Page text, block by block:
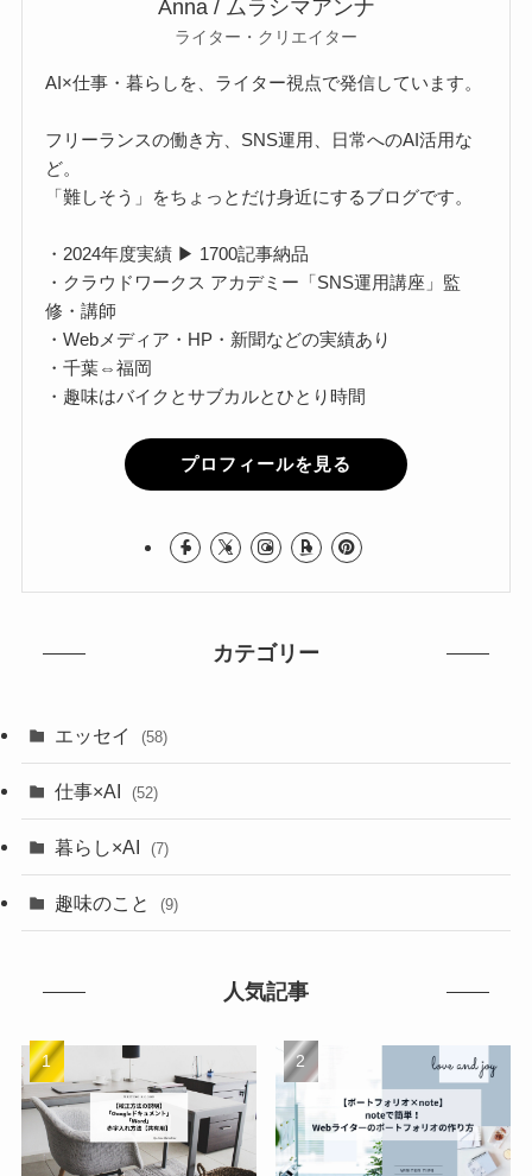
Anna / ムラシマアンナ
ライター・クリエイター
AI×仕事・暮らしを、ライター視点で発信しています。
フリーランスの働き方、SNS運用、日常へのAI活用な
ど。
「難しそう」をちょっとだけ身近にするブログです。
・2024年度実績 ▶ 1700記事納品
・クラウドワークス アカデミー「SNS運用講座」監
修・講師
・Webメディア・HP・新聞などの実績あり
・千葉⇔福岡
・趣味はバイクとサブカルとひとり時間
プロフィールを見る
カテゴリー
エッセイ (58)
仕事×AI (52)
暮らし×AI (7)
趣味のこと (9)
人気記事